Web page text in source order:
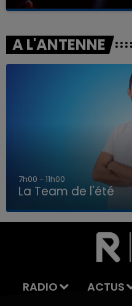
LA TEAM DE L'ÉTÉ
A L'ANTENNE
7h00 - 11h00
La Team de l'été
RADIO ACTUS